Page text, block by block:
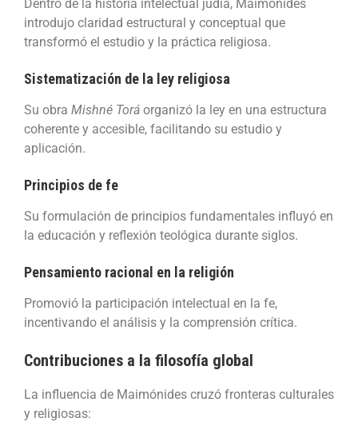
Dentro de la historia intelectual judía, Maimónides
introdujo claridad estructural y conceptual que
transformó el estudio y la práctica religiosa.
Sistematización de la ley religiosa
Su obra Mishné Torá organizó la ley en una estructura
coherente y accesible, facilitando su estudio y
aplicación.
Principios de fe
Su formulación de principios fundamentales influyó en
la educación y reflexión teológica durante siglos.
Pensamiento racional en la religión
Promovió la participación intelectual en la fe,
incentivando el análisis y la comprensión crítica.
Contribuciones a la filosofía global
La influencia de Maimónides cruzó fronteras culturales
y religiosas: